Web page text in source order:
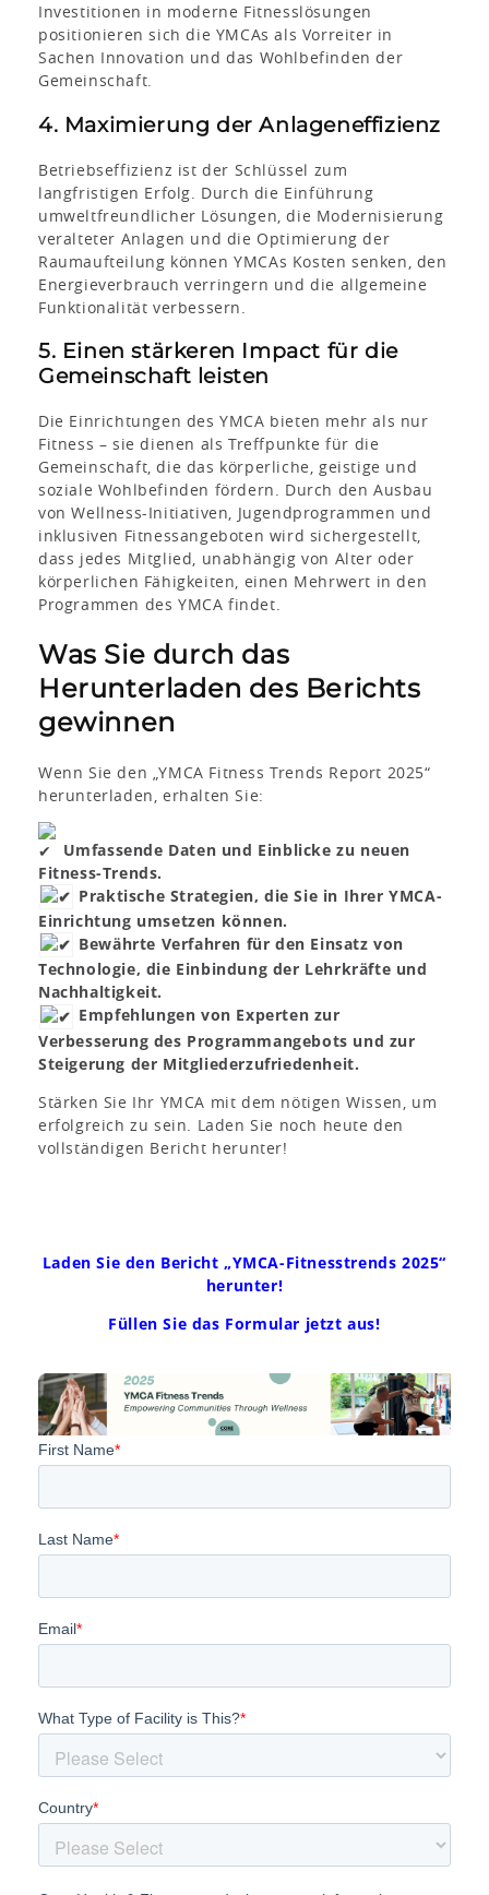
Investitionen in moderne Fitnesslösungen
positionieren sich die YMCAs als Vorreiter in
Sachen Innovation und das Wohlbefinden der
Gemeinschaft.
4. Maximierung der Anlageneffizienz
Betriebseffizienz ist der Schlüssel zum
langfristigen Erfolg. Durch die Einführung
umweltfreundlicher Lösungen, die Modernisierung
veralteter Anlagen und die Optimierung der
Raumaufteilung können YMCAs Kosten senken, den
Energieverbrauch verringern und die allgemeine
Funktionalität verbessern.
5. Einen stärkeren Impact für die
Gemeinschaft leisten
Die Einrichtungen des YMCA bieten mehr als nur
Fitness – sie dienen als Treffpunkte für die
Gemeinschaft, die das körperliche, geistige und
soziale Wohlbefinden fördern. Durch den Ausbau
von Wellness-Initiativen, Jugendprogrammen und
inklusiven Fitnessangeboten wird sichergestellt,
dass jedes Mitglied, unabhängig von Alter oder
körperlichen Fähigkeiten, einen Mehrwert in den
Programmen des YMCA findet.
Was Sie durch das
Herunterladen des Berichts
gewinnen
Wenn Sie den „YMCA Fitness Trends Report 2025“
herunterladen, erhalten Sie:
Umfassende Daten und Einblicke zu neuen
Fitness-Trends.
Praktische Strategien, die Sie in Ihrer YMCA-
Einrichtung umsetzen können.
Bewährte Verfahren für den Einsatz von
Technologie, die Einbindung der Lehrkräfte und
Nachhaltigkeit.
Empfehlungen von Experten zur
Verbesserung des Programmangebots und zur
Steigerung der Mitgliederzufriedenheit.
Stärken Sie Ihr YMCA mit dem nötigen Wissen, um
erfolgreich zu sein. Laden Sie noch heute den
vollständigen Bericht herunter!
Laden Sie den Bericht „YMCA-Fitnesstrends 2025“
herunter!
Füllen Sie das Formular jetzt aus!